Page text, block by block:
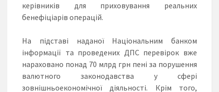
керівників для приховування реальних
бенефіціарів операцій.
На підставі наданої Національним банком
інформації та проведених ДПС перевірок вже
нараховано понад 70 млрд грн пені за порушення
валютного законодавства у сфері
зовнішньоекономічної діяльності. Крім того,